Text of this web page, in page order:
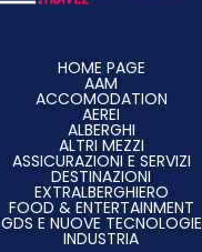
HOME PAGE
AAM
ACCOMODATION
AEREI
ALBERGHI
ALTRI MEZZI
ASSICURAZIONI E SERVIZI
DESTINAZIONI
EXTRALBERGHIERO
FOOD & ENTERTAINMENT
GDS E NUOVE TECNOLOGIE
INDUSTRIA